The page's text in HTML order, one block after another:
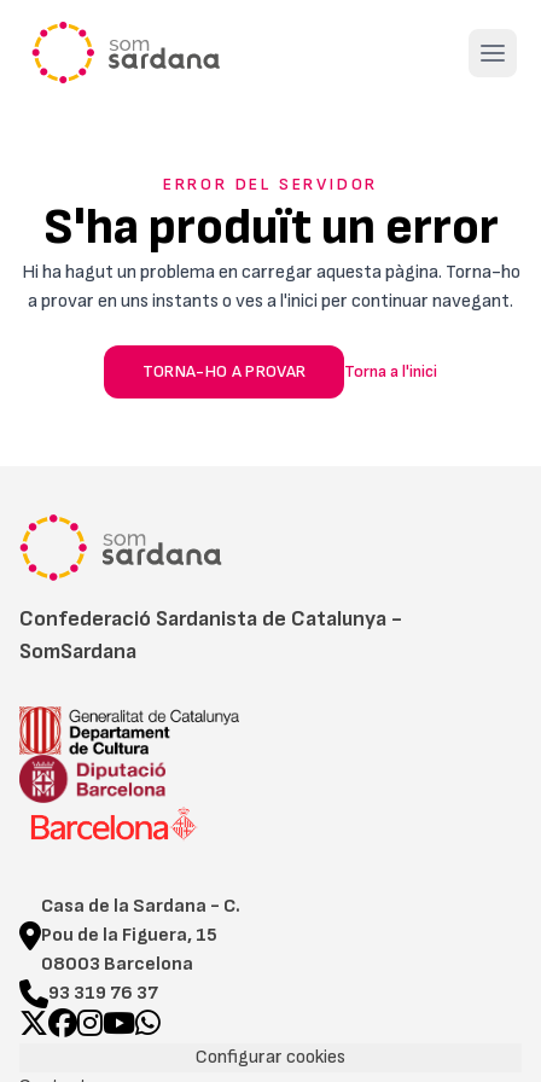
Open
ERROR DEL SERVIDOR
S'ha produït un error
Hi ha hagut un problema en carregar aquesta pàgina. Torna-ho
a provar en uns instants o ves a l'inici per continuar navegant.
TORNA-HO A PROVAR Torna a l'inici
Confederació Sardanista de Catalunya -
SomSardana
Casa de la Sardana - C.
Pou de la Figuera, 15
08003 Barcelona
93 319 76 37
Configurar cookies